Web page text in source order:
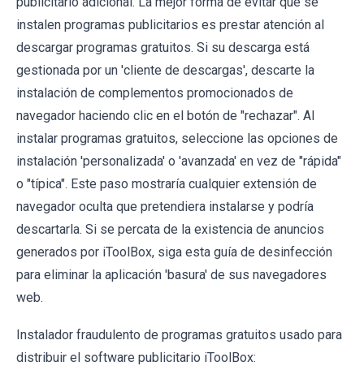
instalen programas publicitarios es prestar atención al
descargar programas gratuitos. Si su descarga está
gestionada por un 'cliente de descargas', descarte la
instalación de complementos promocionados de
navegador haciendo clic en el botón de "rechazar". Al
instalar programas gratuitos, seleccione las opciones de
instalación 'personalizada' o 'avanzada' en vez de "rápida"
o "típica". Este paso mostraría cualquier extensión de
navegador oculta que pretendiera instalarse y podría
descartarla. Si se percata de la existencia de anuncios
generados por iToolBox, siga esta guía de desinfección
para eliminar la aplicación 'basura' de sus navegadores
web.
Instalador fraudulento de programas gratuitos usado para
distribuir el software publicitario iToolBox: